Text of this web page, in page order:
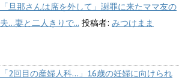
「旦那さんは席を外して」謝罪に来たママ友の
夫…妻と二人きりで... 投稿者: みつけまま
「2回目の産婦人科…」16歳の妊婦に向けられ